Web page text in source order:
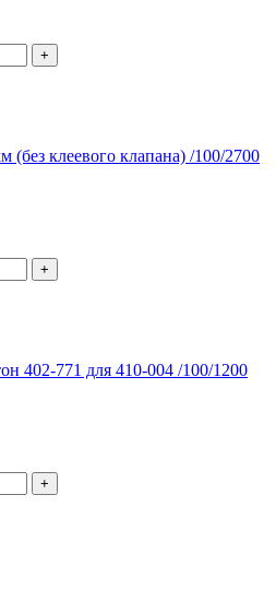
+
клеевого клапана) /100/2700
+
402-771 для 410-004 /100/1200
+